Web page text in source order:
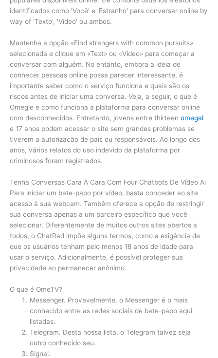
identificados como 'Você' e 'Estranho' para conversar online by
way of 'Texto', 'Vídeo' ou ambos.
Mantenha a opção «Find strangers with common pursuits»
selecionada e clique em «Text» ou «Video» para começar a
conversar com alguém. No entanto, embora a ideia de
conhecer pessoas online possa parecer interessante, é
importante saber como o serviço funciona e quais são os
riscos antes de iniciar uma conversa. Veja, a seguir, o que é
Omegle e como funciona a plataforma para conversar online
com desconhecidos. Entretanto, jovens entre thirteen omegal
e 17 anos podem acessar o site sem grandes problemas se
tiverem a autorização de pais ou responsáveis. Ao longo dos
anos, vários relatos do uso indevido da plataforma por
criminosos foram registrados.
Tenha Conversas Cara A Cara Com Four Chatbots De Vídeo Ai
Para iniciar um bate-papo por vídeo, basta conceder ao site
acesso à sua webcam. Também oferece a opção de restringir
sua conversa apenas a um parceiro específico que você
selecionar. Diferentemente de muitos outros sites abertos a
todos, o ChatRad impõe alguns termos, como a exigência de
que os usuários tenham pelo menos 18 anos de idade para
usar o serviço. Adicionalmente, é possível proteger sua
privacidade ao permanecer anônimo.
O que é OmeTV?
Messenger. Provavelmente, o Messenger é o mais
conhecido entre as redes sociais de bate-papo aqui
listadas.
Telegram. Desta nossa lista, o Telegram talvez seja
outro conhecido seu.
Signal.